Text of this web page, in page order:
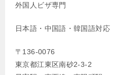
外国人ビザ専門
日本語・中国語・韓国語対応
〒136-0076
東京都江東区南砂2-3-2